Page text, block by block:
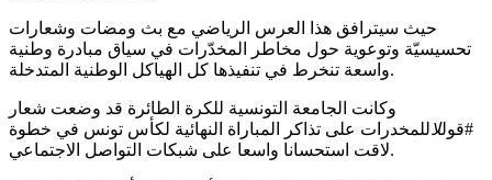
حيث سيترافق هذا العرس الرياضي مع بث ومضات وشعارات
تحسيسيّة وتوعوية حول مخاطر المخدّرات في سياق مبادرة وطنية
واسعة تنخرط في تنفيذها كل الهياكل الوطنية المتدخلة.
وكانت الجامعة التونسية للكرة الطائرة قد وضعت شعار
#قوللاللمخدرات على تذاكر المباراة النهائية لكأس تونس في خطوة
لاقت استحسانا واسعا على شبكات التواصل الاجتماعي.